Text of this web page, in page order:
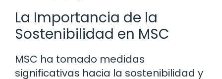
La Importancia de la
Sostenibilidad en MSC
MSC ha tomado medidas
significativas hacia la sostenibilidad y